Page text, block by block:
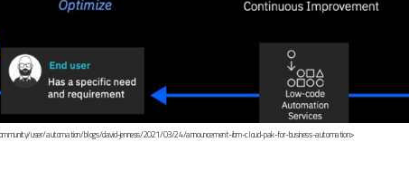
user/automation/blogs/david-jenness/2021/03/24/announcement-ibm-cloud-pak-for-business-automation>